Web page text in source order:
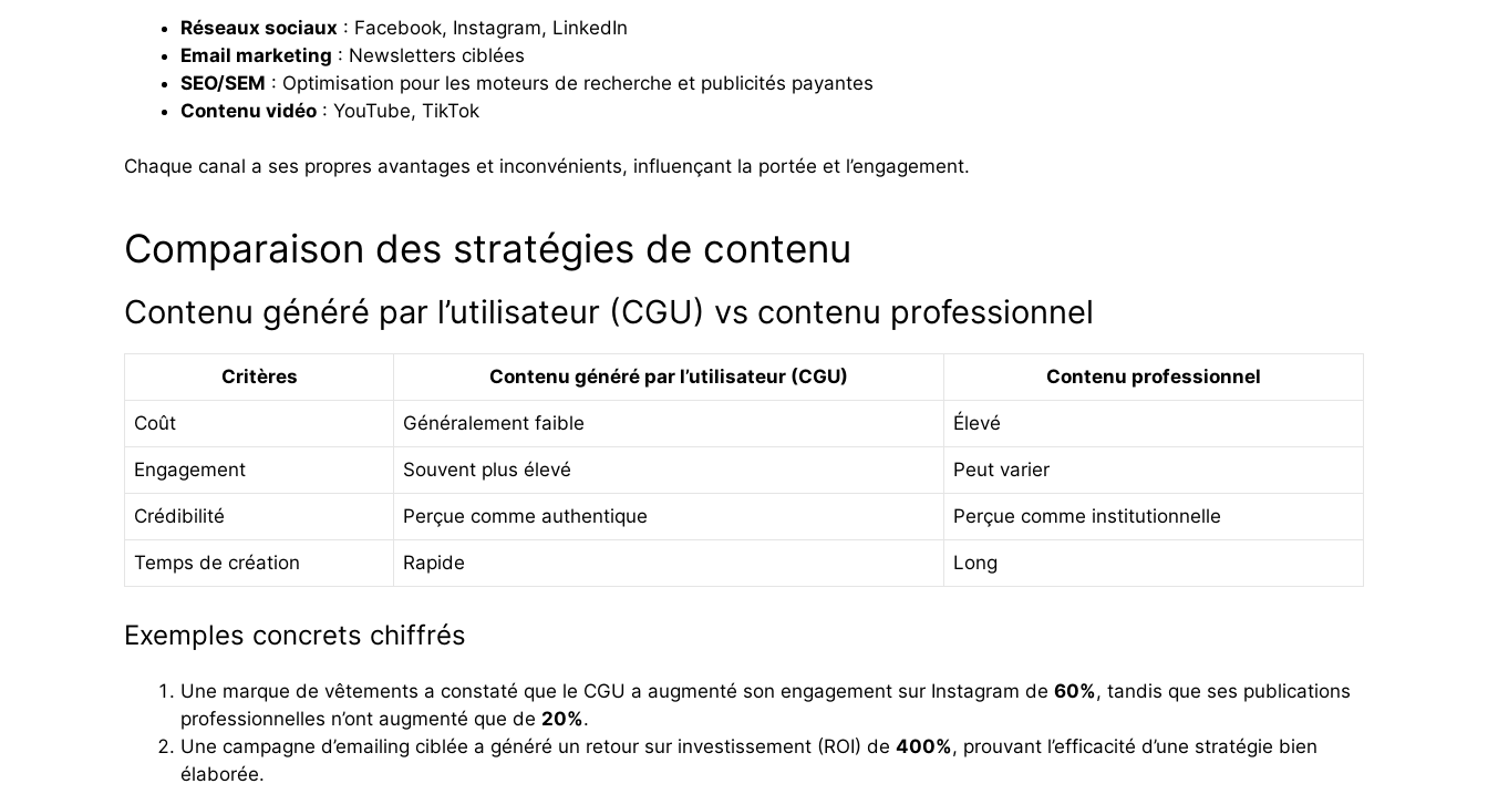
Réseaux sociaux : Facebook, Instagram, LinkedIn
Email marketing : Newsletters ciblées
SEO/SEM : Optimisation pour les moteurs de recherche et publicités payantes
Contenu vidéo : YouTube, TikTok
Chaque canal a ses propres avantages et inconvénients, influençant la portée et l’engagement.
Comparaison des stratégies de contenu
Contenu généré par l’utilisateur (CGU) vs contenu professionnel
Critères Contenu généré par l’utilisateur (CGU) Contenu professionnel
Coût Généralement faible Élevé
Engagement Souvent plus élevé Peut varier
Crédibilité Perçue comme authentique Perçue comme institutionnelle
Temps de création Rapide Long
Exemples concrets chiffrés
Une marque de vêtements a constaté que le CGU a augmenté son engagement sur Instagram de 60%, tandis que ses publications
professionnelles n’ont augmenté que de 20%.
Une campagne d’emailing ciblée a généré un retour sur investissement (ROI) de 400%, prouvant l’efficacité d’une stratégie bien
élaborée.